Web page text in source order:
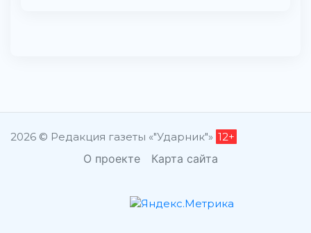
2026 © Редакция газеты «"Ударник"» 12+
О проекте Карта сайта